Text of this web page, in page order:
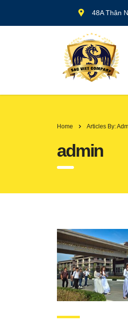
48A Thân
Home Articles By:
admin